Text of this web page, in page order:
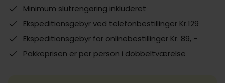
Minimum slutrengøring inkluderet
Ekspeditionsgebyr ved telefonbestillinger Kr.129
Ekspeditionsgebyr for onlinebestillinger Kr. 89, -
Pakkeprisen er per person i dobbeltværelse